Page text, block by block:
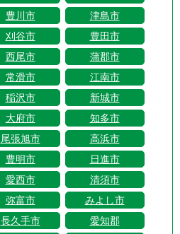
豊川市
津島市
刈谷市
豊田市
西尾市
蒲郡市
常滑市
江南市
稲沢市
新城市
大府市
知多市
尾張旭市
高浜市
豊明市
日進市
愛西市
清須市
弥富市
みよし市
長久手市
愛知郡